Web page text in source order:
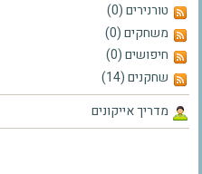
טורנירים (0)
משחקים (0)
חיפושים (0)
שחקנים (14)
מדריך אייקונים